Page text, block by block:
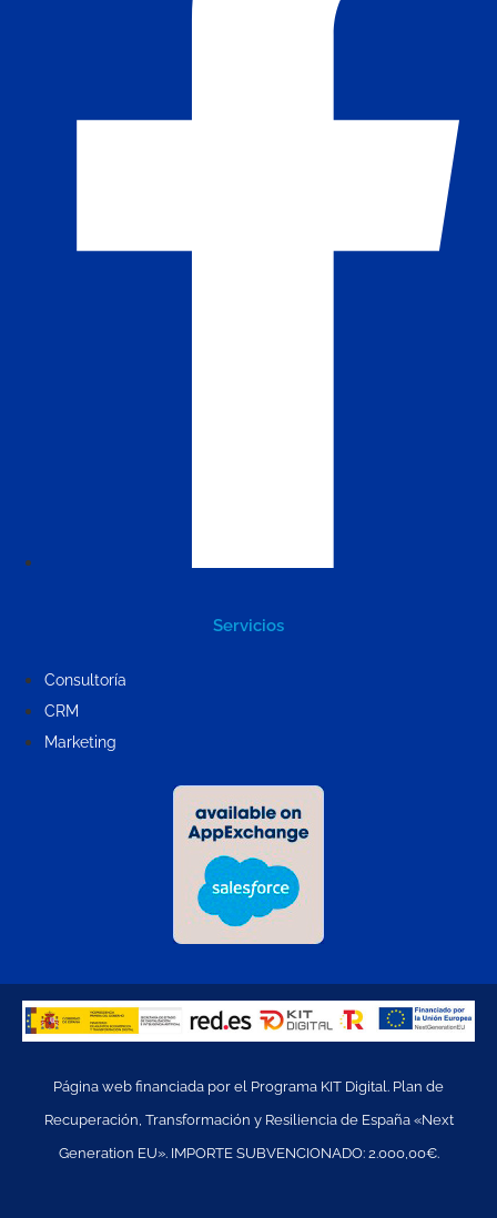
Servicios
Consultoría
CRM
Marketing
Página web financiada por el Programa KIT Digital. Plan de
Recuperación, Transformación y Resiliencia de España «Next
Generation EU». IMPORTE SUBVENCIONADO: 2.000,00€.